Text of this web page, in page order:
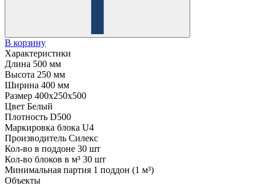
В корзину
Характеристики
Длина 500 мм
Высота 250 мм
Ширина 400 мм
Размер 400x250x500
Цвет Белый
Плотность D500
Маркировка блока U4
Производитель Силекс
Кол-во в поддоне 30 шт
Кол-во блоков в м³ 30 шт
Минимальная партия 1 поддон (1 м³)
Объекты